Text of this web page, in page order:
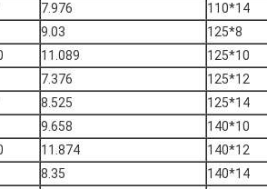
7.976 110*14
9.03 125*8
11.089 125*10
7.376 125*12
8.525 125*14
9.658 140*10
11.874 140*12
8.35 140*14